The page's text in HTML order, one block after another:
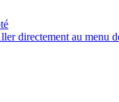
directement au menu